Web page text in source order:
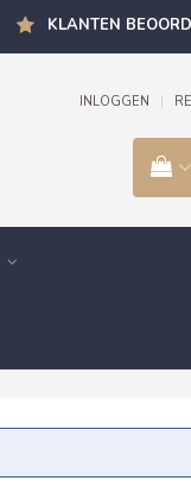
KLANTEN
INLOGGEN